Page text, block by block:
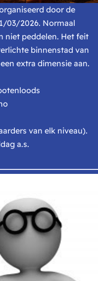
door de
03/2026. Normaal
niet peddelen. Het feit
binnenstad van
extra dimensie aan.
van elk niveau).
a.s.